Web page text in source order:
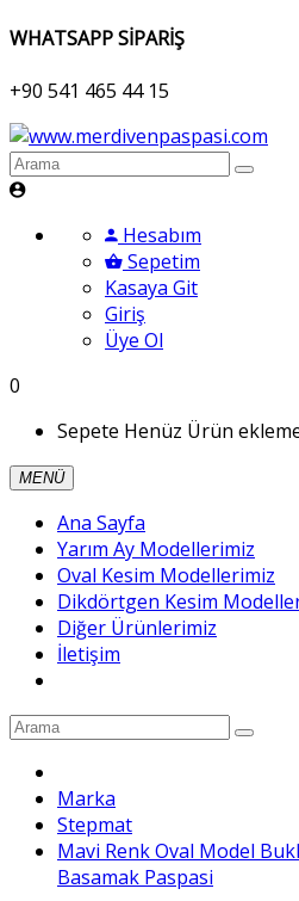
WHATSAPP SİPARİŞ
+90 541 465 44 15
Hesabım
Sepetim
Kasaya Git
Giriş
Üye Ol
0
Sepete Henüz Ürün
MENÜ
Ana Sayfa
Yarım Ay Modellerimiz
Oval Kesim Modellerimiz
Dikdörtgen Kesim
Diğer Ürünlerimiz
İletişim
Marka
Stepmat
Mavi Renk Oval Model
Basamak Paspasi